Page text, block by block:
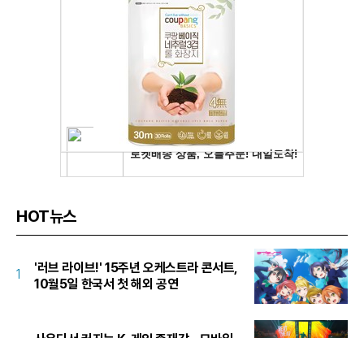
HOT뉴스
1
'러브 라이브!' 15주년 오케스트라 콘서트,
10월5일 한국서 첫 해외 공연